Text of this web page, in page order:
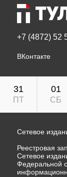
+7 (4872) 52
ВКонтакте
31
ПТ
01
СБ
Сетевое
Реестровая
Сетевое
Федеральной